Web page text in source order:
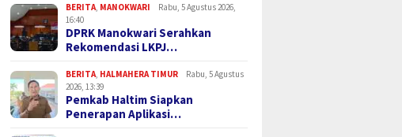
BERITA MANOKWARI
Rabu, 5 Agustus 2026,
16:40
DPRK Manokwari Serahkan
Rekomendasi LKPJ…
BERITA HALMAHERA TIMUR
Rabu, 5 Agustus
2026, 13:39
Pemkab Haltim Siapkan
Penerapan Aplikasi…